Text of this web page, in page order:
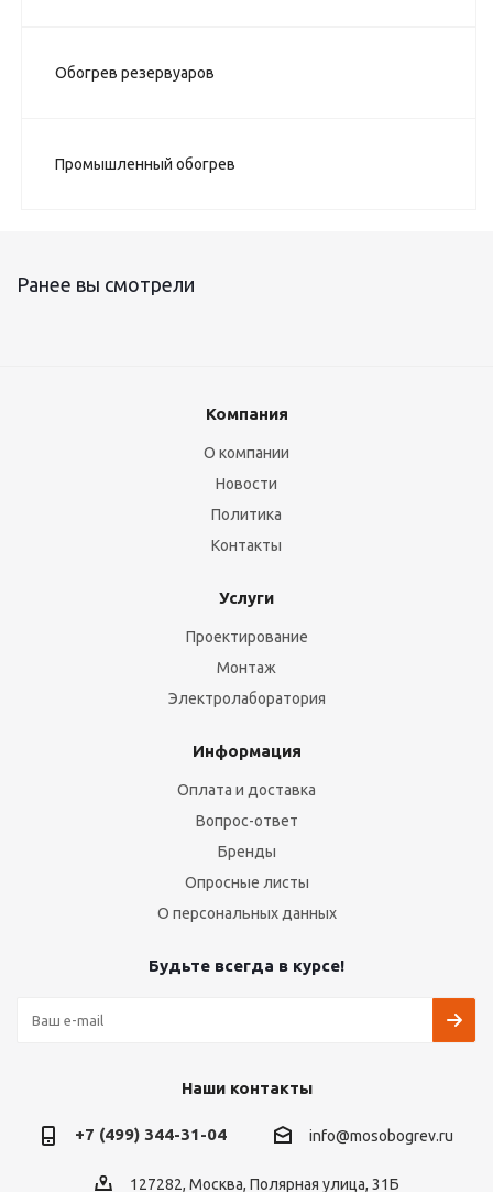
Обогрев резервуаров
Промышленный обогрев
Ранее вы смотрели
Компания
О компании
Новости
Политика
Контакты
Услуги
Проектирование
Монтаж
Электролаборатория
Информация
Оплата и доставка
Вопрос-ответ
Бренды
Опросные листы
О персональных данных
Будьте всегда в курсе!
Наши контакты
+7 (499) 344-31-04 info@mosobogrev.ru
127282, Москва, Полярная улица, 31Б